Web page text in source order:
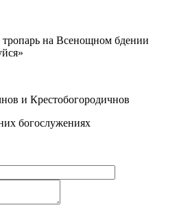
тропарь на Всенощном бдении
и Крестобогородичнов
богослужениях